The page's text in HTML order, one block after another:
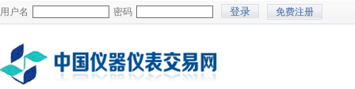
用户名 密码 免费注册